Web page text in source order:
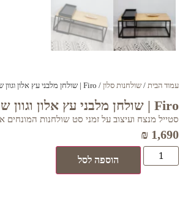
עמוד הבית / שולחנות סלון / Firo | שולחן מלבני עץ אלון וגוון שחור
Firo | שולחן מלבני עץ אלון וגוון שחור
סטייל מנצח ועיצוב על זמני סט שולחנות המונחים
₪ 1,690
הוספה לסל